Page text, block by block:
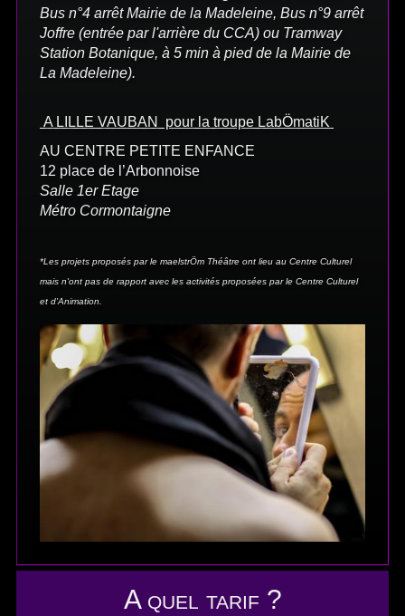
Bus n°4 arrêt Mairie de la Madeleine, Bus n°9 arrêt
Joffre (entrée par l'arrière du CCA) ou Tramway
Station Botanique, à 5 min à pied de la Mairie de
La Madeleine).
A LILLE VAUBAN pour la troupe LabÖmatiK
AU CENTRE PETITE ENFANCE
12 place de l’Arbonnoise
Salle 1er Etage
Métro Cormontaigne
*Les projets proposés par le maelstrÖm Théâtre ont lieu au Centre Culturel
mais n'ont pas de rapport avec les activités proposées par le Centre Culturel
et d'Animation.
A quel tarif ?